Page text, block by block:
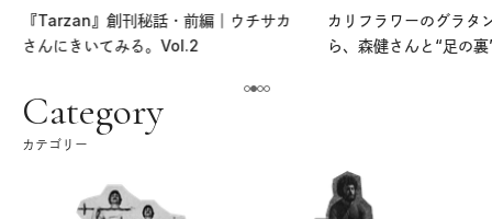
『Tarzan』創刊秘話・前編｜ウチサカ
さんにきいてみる。Vol.2
カリフラワーのグラタ
ら、森健さんと“足の
Category
カテゴリー